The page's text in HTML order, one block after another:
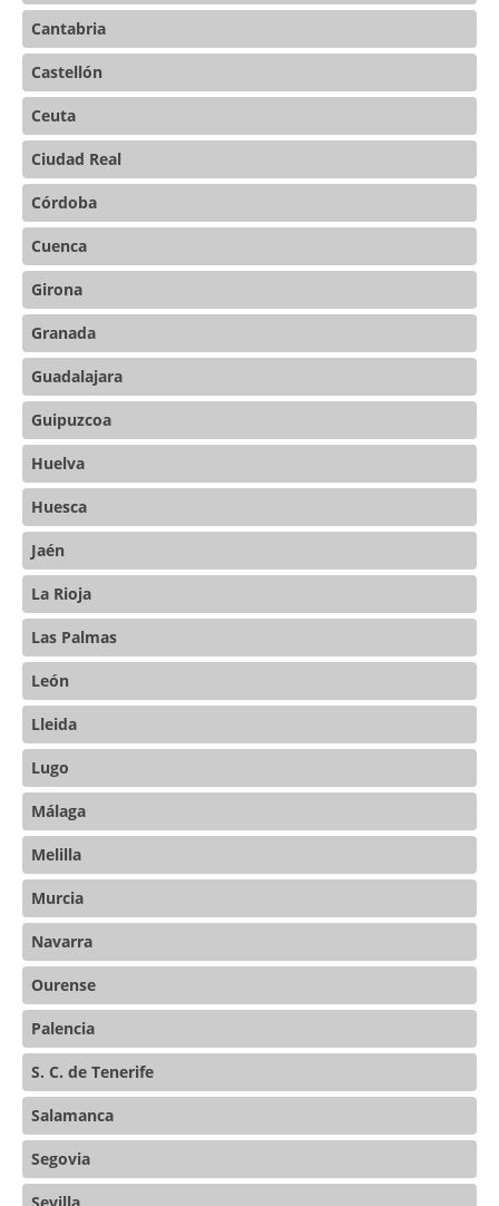
Cantabria
Castellón
Ceuta
Ciudad Real
Córdoba
Cuenca
Girona
Granada
Guadalajara
Guipuzcoa
Huelva
Huesca
Jaén
La Rioja
Las Palmas
León
Lleida
Lugo
Málaga
Melilla
Murcia
Navarra
Ourense
Palencia
S. C. de Tenerife
Salamanca
Segovia